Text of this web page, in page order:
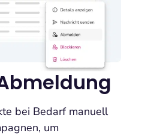
bei Bedarf manuell
um